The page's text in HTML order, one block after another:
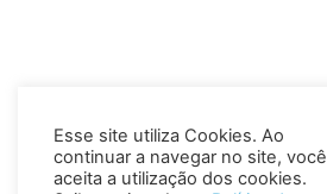
Esse site utiliza Cookies. Ao
continuar a navegar no site, você
aceita a utilização dos cookies.